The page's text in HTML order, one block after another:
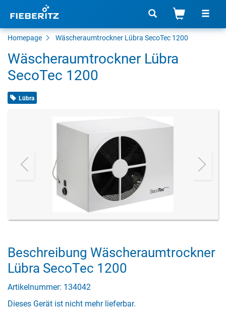
Homepage Wäscheraumtrockner Lübra SecoTec 1200
Wäscheraumtrockner Lübra
SecoTec 1200
Lübra
Beschreibung Wäscheraumtrockner
Lübra SecoTec 1200
Artikelnummer: 134042
Dieses Gerät ist nicht mehr lieferbar.